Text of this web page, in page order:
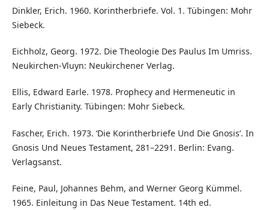
Dinkler, Erich. 1960. Korintherbriefe. Vol. 1. Tübingen: Mohr
Siebeck.
Eichholz, Georg. 1972. Die Theologie Des Paulus Im Umriss.
Neukirchen-Vluyn: Neukirchener Verlag.
Ellis, Edward Earle. 1978. Prophecy and Hermeneutic in
Early Christianity. Tübingen: Mohr Siebeck.
Fascher, Erich. 1973. ‘Die Korintherbriefe Und Die Gnosis’. In
Gnosis Und Neues Testament, 281–2291. Berlin: Evang.
Verlagsanst.
Feine, Paul, Johannes Behm, and Werner Georg Kümmel.
1965. Einleitung in Das Neue Testament. 14th ed.